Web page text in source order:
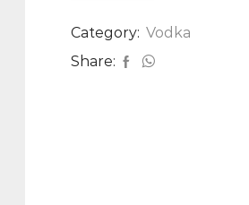
quantity
Category: Vodka
Share: